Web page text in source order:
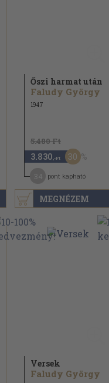
MEGNÉZEM
Őszi harmat után
Faludy György
1947
5.480 Ft
3.830 ,-Ft 30
pont kapható
Versek
Faludy György